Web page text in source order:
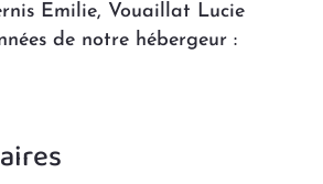
Emilie, Vouaillat Lucie
de notre hébergeur :